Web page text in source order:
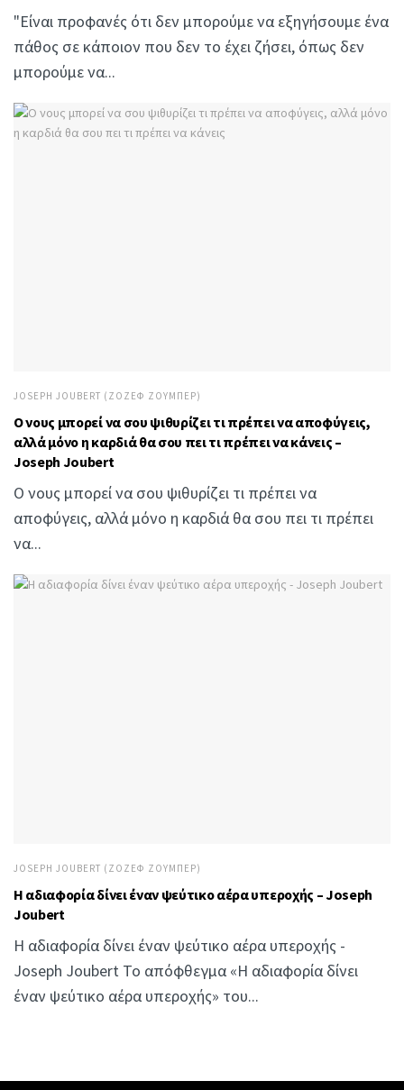
"Είναι προφανές ότι δεν μπορούμε να εξηγήσουμε ένα
πάθος σε κάποιον που δεν το έχει ζήσει, όπως δεν
μπορούμε να...
JOSEPH JOUBERT (ΖΟΖΈΦ ΖΟΥΜΠΈΡ)
Ο νους μπορεί να σου ψιθυρίζει τι πρέπει να αποφύγεις,
αλλά μόνο η καρδιά θα σου πει τι πρέπει να κάνεις –
Joseph Joubert
Ο νους μπορεί να σου ψιθυρίζει τι πρέπει να
αποφύγεις, αλλά μόνο η καρδιά θα σου πει τι πρέπει
να...
JOSEPH JOUBERT (ΖΟΖΈΦ ΖΟΥΜΠΈΡ)
Η αδιαφορία δίνει έναν ψεύτικο αέρα υπεροχής – Joseph
Joubert
Η αδιαφορία δίνει έναν ψεύτικο αέρα υπεροχής -
Joseph Joubert Το απόφθεγμα «Η αδιαφορία δίνει
έναν ψεύτικο αέρα υπεροχής» του...